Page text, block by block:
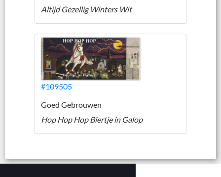
Altijd Gezellig Winters Wit
#109505
Goed Gebrouwen
Hop Hop Hop Biertje in Galop